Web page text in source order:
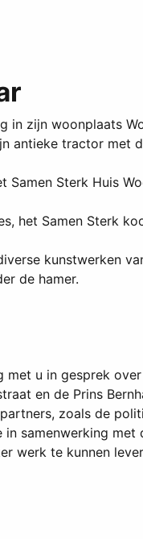
in zijn woonplaats
antieke tractor met
Sterk Huis
het Samen Sterk
kunstwerken
de hamer.
u in gesprek
en de Prins
zoals de
samenwerking
werk te kunnen